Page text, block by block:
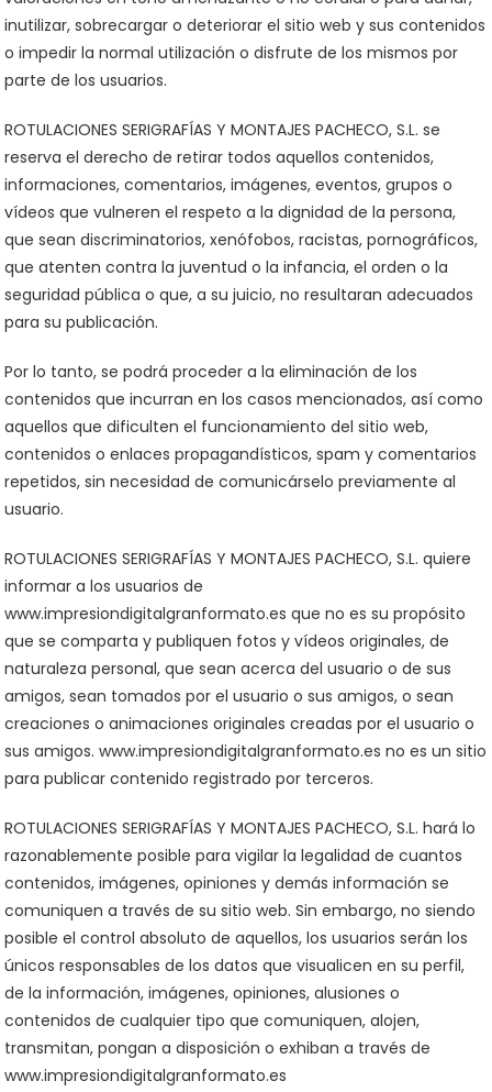
inutilizar, sobrecargar o deteriorar el sitio web y sus contenidos
o impedir la normal utilización o disfrute de los mismos por
parte de los usuarios.
ROTULACIONES SERIGRAFÍAS Y MONTAJES PACHECO, S.L. se
reserva el derecho de retirar todos aquellos contenidos,
informaciones, comentarios, imágenes, eventos, grupos o
vídeos que vulneren el respeto a la dignidad de la persona,
que sean discriminatorios, xenófobos, racistas, pornográficos,
que atenten contra la juventud o la infancia, el orden o la
seguridad pública o que, a su juicio, no resultaran adecuados
para su publicación.
Por lo tanto, se podrá proceder a la eliminación de los
contenidos que incurran en los casos mencionados, así como
aquellos que dificulten el funcionamiento del sitio web,
contenidos o enlaces propagandísticos, spam y comentarios
repetidos, sin necesidad de comunicárselo previamente al
usuario.
ROTULACIONES SERIGRAFÍAS Y MONTAJES PACHECO, S.L. quiere
informar a los usuarios de
www.impresiondigitalgranformato.es que no es su propósito
que se comparta y publiquen fotos y vídeos originales, de
naturaleza personal, que sean acerca del usuario o de sus
amigos, sean tomados por el usuario o sus amigos, o sean
creaciones o animaciones originales creadas por el usuario o
sus amigos. www.impresiondigitalgranformato.es no es un sitio
para publicar contenido registrado por terceros.
ROTULACIONES SERIGRAFÍAS Y MONTAJES PACHECO, S.L. hará lo
razonablemente posible para vigilar la legalidad de cuantos
contenidos, imágenes, opiniones y demás información se
comuniquen a través de su sitio web. Sin embargo, no siendo
posible el control absoluto de aquellos, los usuarios serán los
únicos responsables de los datos que visualicen en su perfil,
de la información, imágenes, opiniones, alusiones o
contenidos de cualquier tipo que comuniquen, alojen,
transmitan, pongan a disposición o exhiban a través de
www.impresiondigitalgranformato.es